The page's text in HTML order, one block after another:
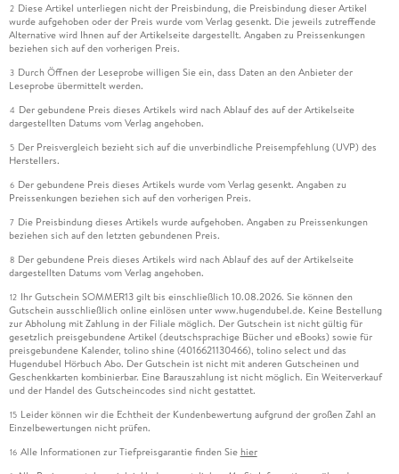
2 Diese Artikel unterliegen nicht der Preisbindung, die Preisbindung dieser Artikel
wurde aufgehoben oder der Preis wurde vom Verlag gesenkt. Die jeweils zutreffende
Alternative wird Ihnen auf der Artikelseite dargestellt. Angaben zu Preissenkungen
beziehen sich auf den vorherigen Preis.
3 Durch Öffnen der Leseprobe willigen Sie ein, dass Daten an den Anbieter der
Leseprobe übermittelt werden.
4 Der gebundene Preis dieses Artikels wird nach Ablauf des auf der Artikelseite
dargestellten Datums vom Verlag angehoben.
5 Der Preisvergleich bezieht sich auf die unverbindliche Preisempfehlung (UVP) des
Herstellers.
6 Der gebundene Preis dieses Artikels wurde vom Verlag gesenkt. Angaben zu
Preissenkungen beziehen sich auf den vorherigen Preis.
7 Die Preisbindung dieses Artikels wurde aufgehoben. Angaben zu Preissenkungen
beziehen sich auf den letzten gebundenen Preis.
8 Der gebundene Preis dieses Artikels wird nach Ablauf des auf der Artikelseite
dargestellten Datums vom Verlag angehoben.
12 Ihr Gutschein SOMMER13 gilt bis einschließlich 10.08.2026. Sie können den
Gutschein ausschließlich online einlösen unter www.hugendubel.de. Keine Bestellung
zur Abholung mit Zahlung in der Filiale möglich. Der Gutschein ist nicht gültig für
gesetzlich preisgebundene Artikel (deutschsprachige Bücher und eBooks) sowie für
preisgebundene Kalender, tolino shine (4016621130466), tolino select und das
Hugendubel Hörbuch Abo. Der Gutschein ist nicht mit anderen Gutscheinen und
Geschenkkarten kombinierbar. Eine Barauszahlung ist nicht möglich. Ein Weiterverkauf
und der Handel des Gutscheincodes sind nicht gestattet.
15 Leider können wir die Echtheit der Kundenbewertung aufgrund der großen Zahl an
Einzelbewertungen nicht prüfen.
16 Alle Informationen zur Tiefpreisgarantie finden Sie hier